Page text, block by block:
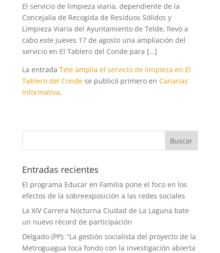
El servicio de limpieza viaria, dependiente de la
Concejalía de Recogida de Residuos Sólidos y
Limpieza Viaria del Ayuntamiento de Telde, llevó a
cabo este jueves 17 de agosto una ampliación del
servicio en El Tablero del Conde para […]
La entrada Tele amplía el servicio de limpieza en El
Tablero del Condese publicó primero en Canarias
Informativa.
Entradas recientes
El programa Educar en Familia pone el foco en los
efectos de la sobreexposición a las redes sociales
La XIV Carrera Nocturna Ciudad de La Laguna bate
un nuevo récord de participación
Delgado (PP): “La gestión socialista del proyecto de la
Metroguagua toca fondo con la investigación abierta